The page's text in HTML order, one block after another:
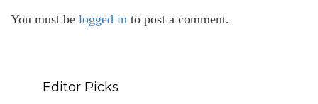
You must be logged in to post a comment.
Editor Picks